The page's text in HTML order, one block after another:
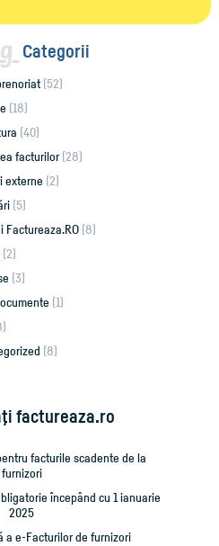
Categorii
(52)
(18)
(40)
facturilor(28)
externe (2)
(5)
Factureaza.RO (8)
(2)
(3)
(1)
(8)
factureaza.ro
facturile scadente de la
furnizori
începând cu 1 ianuarie
2025
a e-Facturilor de furnizori